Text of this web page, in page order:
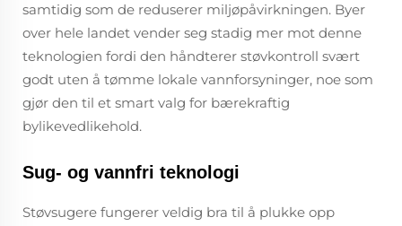
samtidig som de reduserer miljøpåvirkningen. Byer
over hele landet vender seg stadig mer mot denne
teknologien fordi den håndterer støvkontroll svært
godt uten å tømme lokale vannforsyninger, noe som
gjør den til et smart valg for bærekraftig
bylikevedlikehold.
Sug- og vannfri teknologi
Støvsugere fungerer veldig bra til å plukke opp